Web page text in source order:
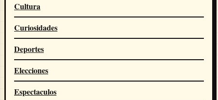
Cultura
Curiosidades
Deportes
Elecciones
Espectaculos